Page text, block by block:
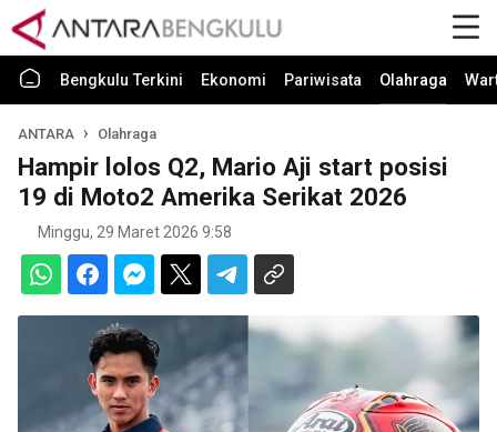
Bengkulu Terkini Ekonomi Pariwisata Olahraga
ANTARA Olahraga
Hampir lolos Q2, Mario Aji start posisi
19 di Moto2 Amerika Serikat 2026
Minggu, 29 Maret 2026 9:58